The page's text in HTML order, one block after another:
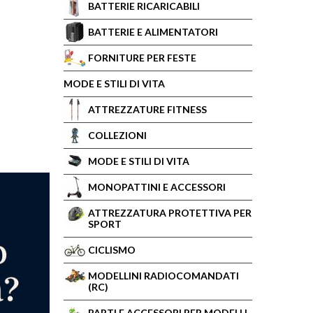
BATTERIE RICARICABILI
BATTERIE E ALIMENTATORI
FORNITURE PER FESTE
MODE E STILI DI VITA
ATTREZZATURE FITNESS
COLLEZIONI
MODE E STILI DI VITA
MONOPATTINI E ACCESSORI
ATTREZZATURA PROTETTIVA PER
SPORT
CICLISMO
MODELLINI RADIOCOMANDATI
(RC)